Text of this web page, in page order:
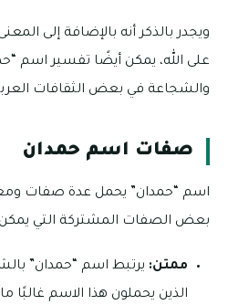
ويجدر بالذكر أنه بالإضافة إلى
على الله، يمكن أيضًا تفسير اسم
والشجاعة في بعض الثقافات
صفات اسم حمدان
اسم “حمدان” يحمل عدة صفات
بعض الصفات المشتركة التي يمكن
ممتن: يرتبط اسم “حمدان”
الذين يحملون هذا الاسم غالبًا